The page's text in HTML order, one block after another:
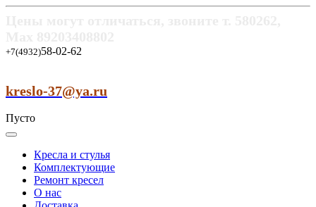
+7(4932)58-02-62
kreslo-37@ya.ru
Пусто
Кресла и стулья
Комплектующие
Ремонт кресел
О нас